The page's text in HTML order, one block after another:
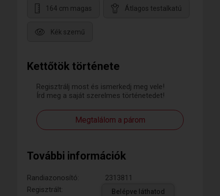
Kettőtök története
Regisztrálj most és ismerkedj meg vele!
Írd meg a saját szerelmes történetedet!
Megtalálom a párom
További információk
Randiazonosító:
2313811
Regisztrált:
Belépve láthatod
164 cm magas Átlagos testalkatú
Kék szemű